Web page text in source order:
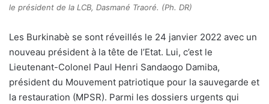
le président de la LCB, Dasmané Traoré. (Ph. DR)
Les Burkinabè se sont réveillés le 24 janvier 2022 avec un
nouveau président à la tête de l’Etat. Lui, c’est le
Lieutenant-Colonel Paul Henri Sandaogo Damiba,
président du Mouvement patriotique pour la sauvegarde et
la restauration (MPSR). Parmi les dossiers urgents qui